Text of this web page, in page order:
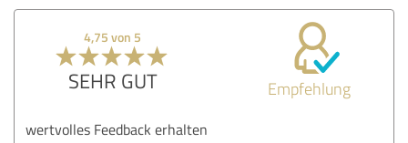
4,75 von 5
SEHR GUT Empfehlung
wertvolles Feedback erhalten